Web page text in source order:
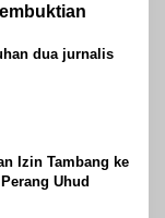
dua jurnalis
Izin Tambang ke
Uhud